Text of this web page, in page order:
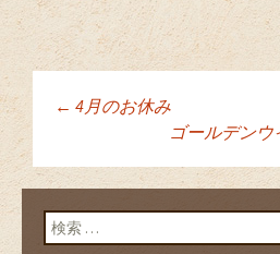
投稿ナビ
ン
← 4月のお休み
ゴールデン
検索: